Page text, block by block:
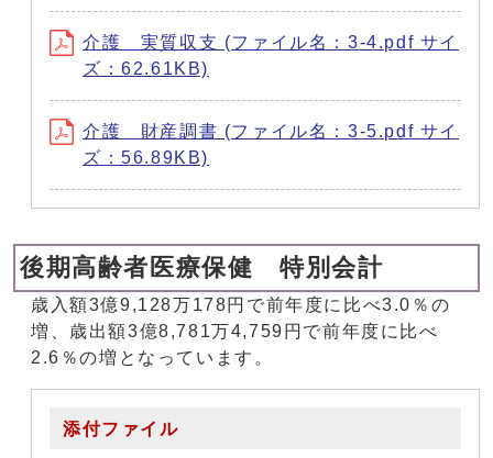
介護 実質収支 (ファイル名：3-4.pdf サイ
ズ：62.61KB)
介護 財産調書 (ファイル名：3-5.pdf サイ
ズ：56.89KB)
後期高齢者医療保健 特別会計
歳入額3億9,128万178円で前年度に比べ3.0％の
増、歳出額3億8,781万4,759円で前年度に比べ
2.6％の増となっています。
添付ファイル